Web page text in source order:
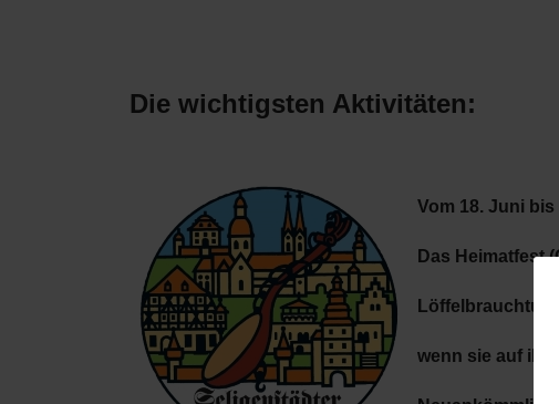
Die wichtigsten Aktivitäten:
Vom 18. Juni
Das Heimatfest
wenn sie auf